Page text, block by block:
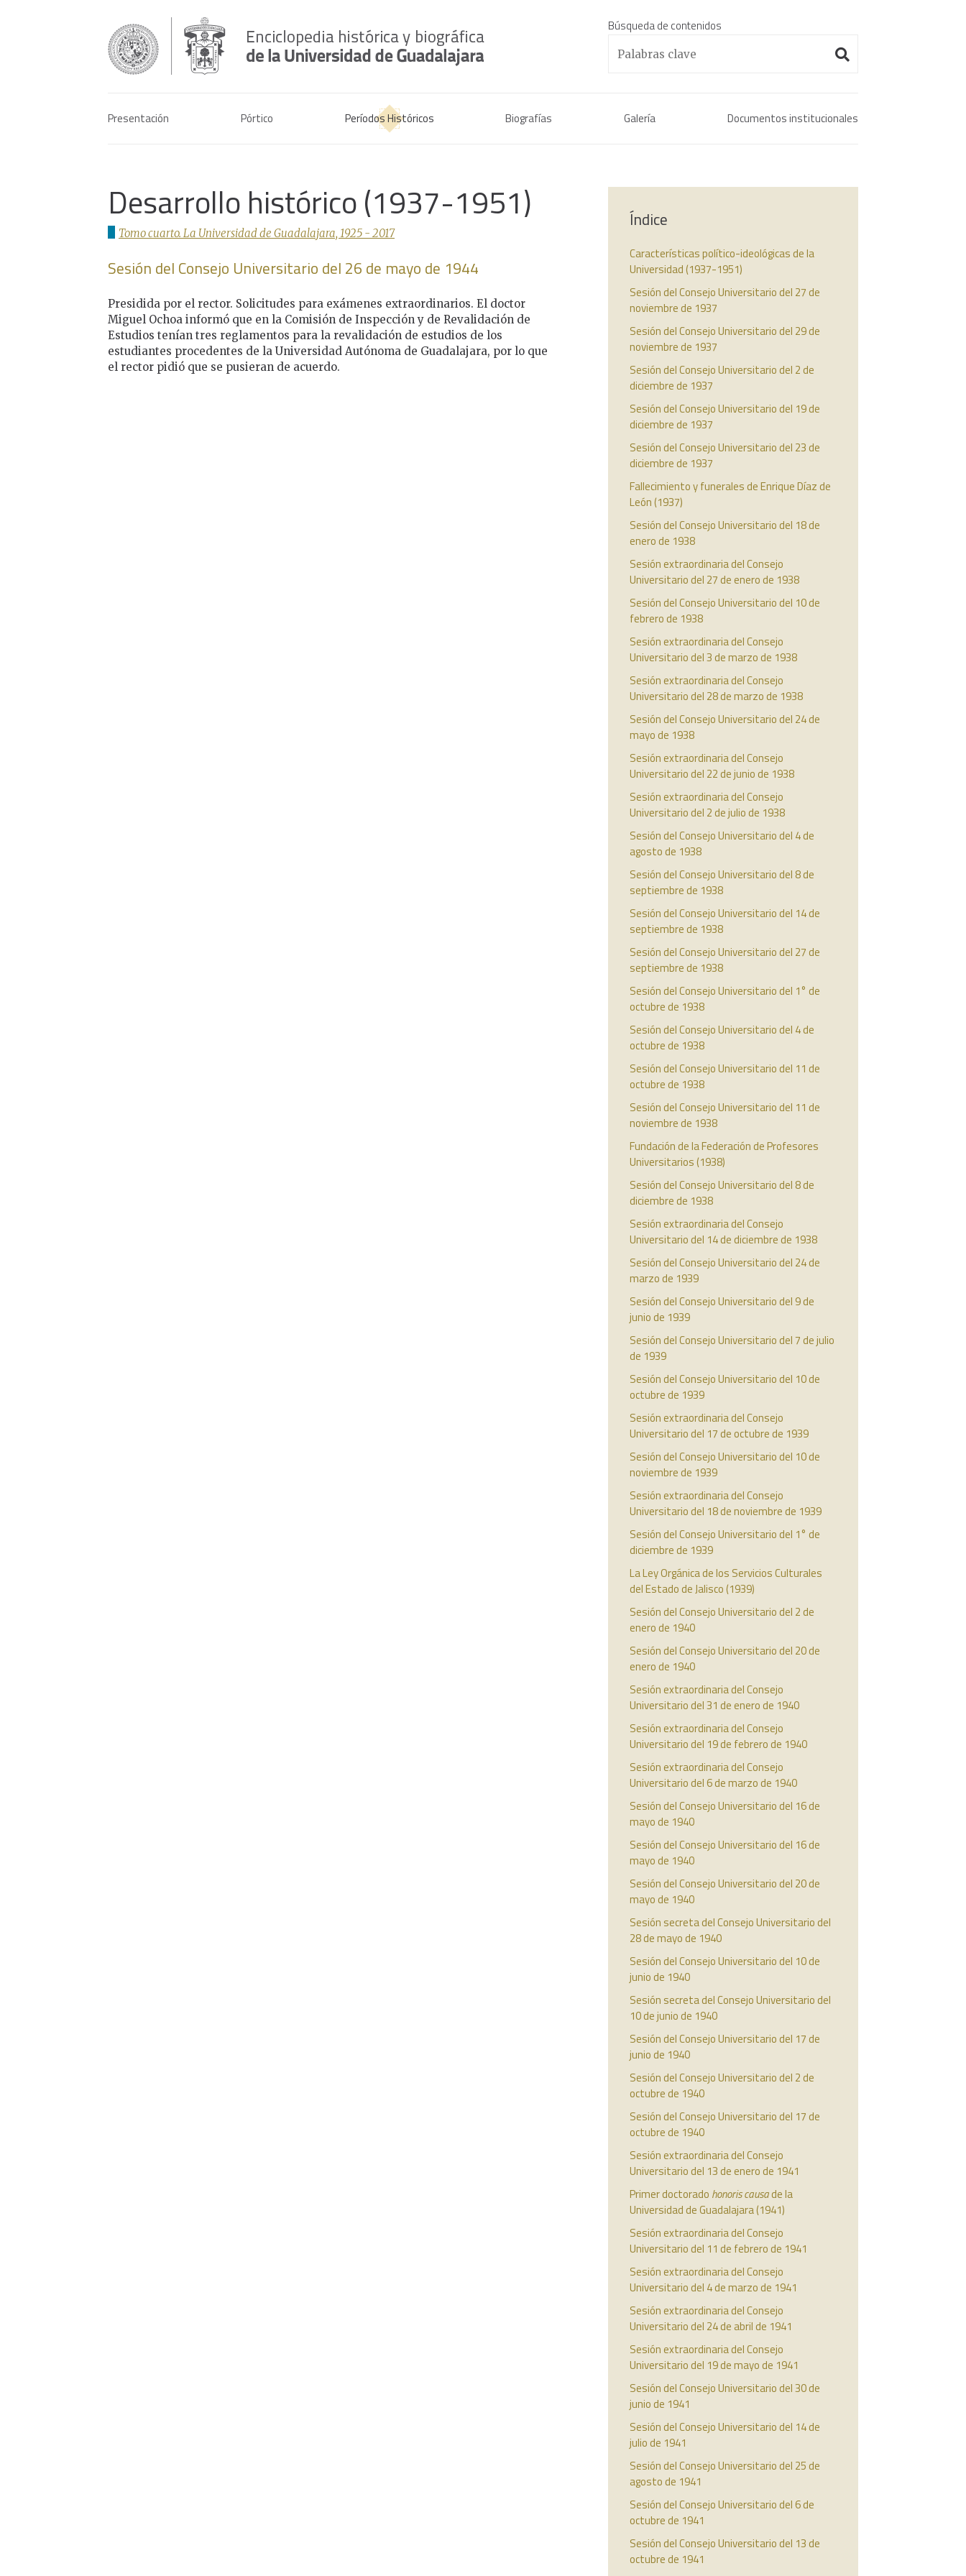
Búsqueda de contenidos
Presentación Pórtico Períodos Históricos Biografías Galería Documentos institucionales
Índice
Características político-ideológicas de la
Universidad (1937-1951)
Sesión del Consejo Universitario del 27 de
noviembre de 1937
Sesión del Consejo Universitario del 29 de
noviembre de 1937
Sesión del Consejo Universitario del 2 de
diciembre de 1937
Sesión del Consejo Universitario del 19 de
diciembre de 1937
Sesión del Consejo Universitario del 23 de
diciembre de 1937
Fallecimiento y funerales de Enrique Díaz de
León (1937)
Sesión del Consejo Universitario del 18 de
enero de 1938
Sesión extraordinaria del Consejo
Universitario del 27 de enero de 1938
Sesión del Consejo Universitario del 10 de
febrero de 1938
Sesión extraordinaria del Consejo
Universitario del 3 de marzo de 1938
Sesión extraordinaria del Consejo
Universitario del 28 de marzo de 1938
Sesión del Consejo Universitario del 24 de
mayo de 1938
Sesión extraordinaria del Consejo
Universitario del 22 de junio de 1938
Sesión extraordinaria del Consejo
Universitario del 2 de julio de 1938
Sesión del Consejo Universitario del 4 de
agosto de 1938
Sesión del Consejo Universitario del 8 de
septiembre de 1938
Sesión del Consejo Universitario del 14 de
septiembre de 1938
Sesión del Consejo Universitario del 27 de
septiembre de 1938
Sesión del Consejo Universitario del 1° de
octubre de 1938
Sesión del Consejo Universitario del 4 de
octubre de 1938
Sesión del Consejo Universitario del 11 de
octubre de 1938
Sesión del Consejo Universitario del 11 de
noviembre de 1938
Fundación de la Federación de Profesores
Universitarios (1938)
Sesión del Consejo Universitario del 8 de
diciembre de 1938
Sesión extraordinaria del Consejo
Universitario del 14 de diciembre de 1938
Sesión del Consejo Universitario del 24 de
marzo de 1939
Sesión del Consejo Universitario del 9 de
junio de 1939
Sesión del Consejo Universitario del 7 de julio
de 1939
Sesión del Consejo Universitario del 10 de
octubre de 1939
Sesión extraordinaria del Consejo
Universitario del 17 de octubre de 1939
Sesión del Consejo Universitario del 10 de
noviembre de 1939
Sesión extraordinaria del Consejo
Universitario del 18 de noviembre de 1939
Sesión del Consejo Universitario del 1° de
diciembre de 1939
La Ley Orgánica de los Servicios Culturales
del Estado de Jalisco (1939)
Sesión del Consejo Universitario del 2 de
enero de 1940
Sesión del Consejo Universitario del 20 de
enero de 1940
Sesión extraordinaria del Consejo
Universitario del 31 de enero de 1940
Sesión extraordinaria del Consejo
Universitario del 19 de febrero de 1940
Sesión extraordinaria del Consejo
Universitario del 6 de marzo de 1940
Sesión del Consejo Universitario del 16 de
mayo de 1940
Sesión del Consejo Universitario del 16 de
mayo de 1940
Sesión del Consejo Universitario del 20 de
mayo de 1940
Sesión secreta del Consejo Universitario del
28 de mayo de 1940
Sesión del Consejo Universitario del 10 de
junio de 1940
Sesión secreta del Consejo Universitario del
10 de junio de 1940
Sesión del Consejo Universitario del 17 de
junio de 1940
Sesión del Consejo Universitario del 2 de
octubre de 1940
Sesión del Consejo Universitario del 17 de
octubre de 1940
Sesión extraordinaria del Consejo
Universitario del 13 de enero de 1941
Primer doctorado honoris causade la
Universidad de Guadalajara (1941)
Sesión extraordinaria del Consejo
Universitario del 11 de febrero de 1941
Sesión extraordinaria del Consejo
Universitario del 4 de marzo de 1941
Sesión extraordinaria del Consejo
Universitario del 24 de abril de 1941
Sesión extraordinaria del Consejo
Universitario del 19 de mayo de 1941
Sesión del Consejo Universitario del 30 de
junio de 1941
Sesión del Consejo Universitario del 14 de
julio de 1941
Sesión del Consejo Universitario del 25 de
agosto de 1941
Sesión del Consejo Universitario del 6 de
octubre de 1941
Sesión del Consejo Universitario del 13 de
octubre de 1941
Desarrollo histórico (1937-1951)
Tomo cuarto. La Universidad de Guadalajara, 1925 - 2017
Sesión del Consejo Universitario del 26 de mayo de 1944
Presidida por el rector. Solicitudes para exámenes extraordinarios. El doctor
Miguel Ochoa informó que en la Comisión de Inspección y de Revalidación de
Estudios tenían tres reglamentos para la revalidación de estudios de los
estudiantes procedentes de la Universidad Autónoma de Guadalajara, por lo que
el rector pidió que se pusieran de acuerdo.